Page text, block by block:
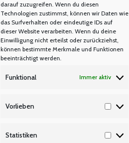
darauf zuzugreifen. Wenn du diesen
Technologien zustimmst, können wir Daten wie
das Surfverhalten oder eindeutige IDs auf
dieser Website verarbeiten. Wenn du deine
Einwilligung nicht erteilst oder zurückziehst,
können bestimmte Merkmale und Funktionen
beeinträchtigt werden.
Funktional Immer aktiv
Vorlieben
Statistiken